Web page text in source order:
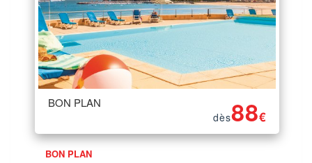
BON PLAN
dès88€
BON PLAN